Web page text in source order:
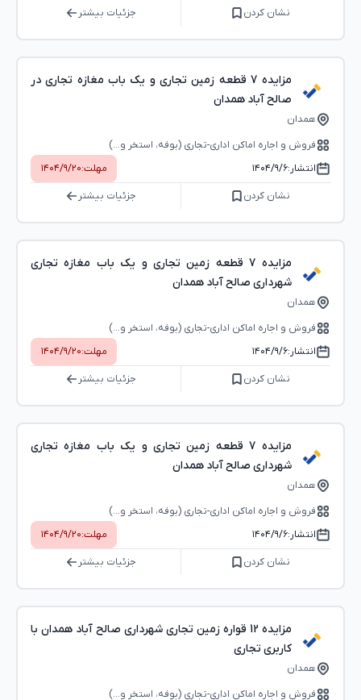
نشان کردن جزئیات بیشتر
مزایده 7 قطعه زمین تجاری و یک باب مغازه تجاری در
صالح آباد همدان
همدان
فروش و اجاره اماکن اداری-تجاری (بوفه، استخر و...)
انتشار:۱۴۰۴/۹/۶ مهلت:۱۴۰۴/۹/۲۰
نشان کردن جزئیات بیشتر
مزایده 7 قطعه زمین تجاری و یک باب مغازه تجاری
شهرداری صالح آباد همدان
همدان
فروش و اجاره اماکن اداری-تجاری (بوفه، استخر و...)
انتشار:۱۴۰۴/۹/۶ مهلت:۱۴۰۴/۹/۲۰
نشان کردن جزئیات بیشتر
مزایده 7 قطعه زمین تجاری و یک باب مغازه تجاری
شهرداری صالح آباد همدان
همدان
فروش و اجاره اماکن اداری-تجاری (بوفه، استخر و...)
انتشار:۱۴۰۴/۹/۶ مهلت:۱۴۰۴/۹/۲۰
نشان کردن جزئیات بیشتر
مزایده 12 قواره زمین تجاری شهرداری صالح آباد همدان با
کاربری تجاری
همدان
فروش و اجاره اماکن اداری-تجاری (بوفه، استخر و...)